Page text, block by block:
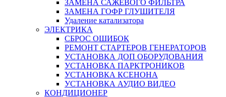
ЗАМЕНА САЖЕВОГО ФИЛЬТРА
ЗАМЕНА ГОФР ГЛУШИТЕЛЯ
Удаление катализатора
ЭЛЕКТРИКА
СБРОС ОШИБОК
РЕМОНТ СТАРТЕРОВ ГЕНЕРАТОРОВ
УСТАНОВКА ДОП ОБОРУДОВАНИЯ
УСТАНОВКА ПАРКТРОНИКОВ
УСТАНОВКА КСЕНОНА
УСТАНОВКА АУДИО ВИДЕО
КОНДИЦИОНЕР